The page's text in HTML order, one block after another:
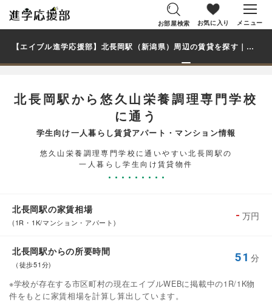
お部屋検索 お気に入り メニュー
【エイブル進学応援部】北長岡駅（新潟県）周辺の賃貸を探す｜悠久山栄養調理専門学校学生・大学生の一人暮らし向け賃貸マンション・アパート
北長岡駅から悠久山栄養調理専門学校
に通う
学生向け一人暮らし賃貸アパート・マンション情報
悠久山栄養調理専門学校に通いやすい北長岡駅の
一人暮らし学生向け賃貸物件
北長岡駅の家賃相場
(1R・1K/マンション・アパート)
- 万円
北長岡駅からの所要時間
（徒歩51分)
51 分
※学校が存在する市区町村の現在エイブルWEBに掲載中の1R/1K物
件をもとに家賃相場を計算し算出しています。